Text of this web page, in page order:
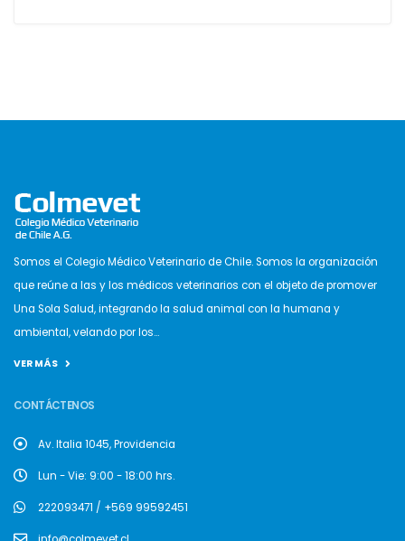
Somos el Colegio Médico Veterinario de Chile. Somos la organización
que reúne a las y los médicos veterinarios con el objeto de promover
Una Sola Salud, integrando la salud animal con la humana y
ambiental, velando por los...
VER MÁS
CONTÁCTENOS
Av. Italia 1045, Providencia
Lun - Vie: 9:00 - 18:00 hrs.
222093471 / +569 99592451